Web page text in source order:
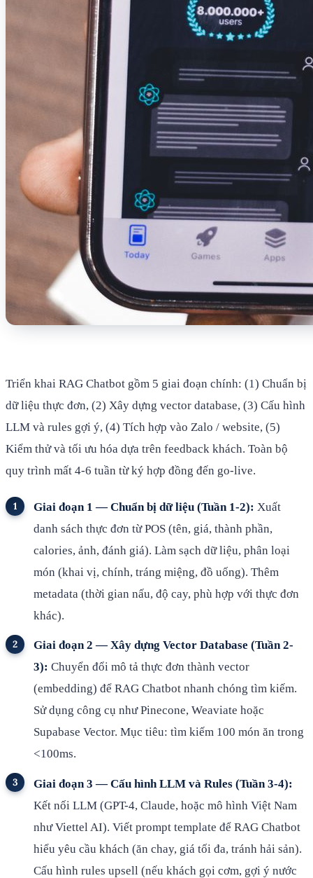
Triển khai RAG Chatbot gồm 5 giai đoạn chính: (1) Chuẩn bị
dữ liệu thực đơn, (2) Xây dựng vector database, (3) Cấu hình
LLM và rules gợi ý, (4) Tích hợp vào Zalo / website, (5)
Kiểm thử và tối ưu hóa dựa trên feedback khách. Toàn bộ
quy trình mất 4-6 tuần từ ký hợp đồng đến go-live.
Giai đoạn 1 — Chuẩn bị dữ liệu (Tuần 1-2): Xuất
danh sách thực đơn từ POS (tên, giá, thành phần,
calories, ảnh, đánh giá). Làm sạch dữ liệu, phân loại
món (khai vị, chính, tráng miệng, đồ uống). Thêm
metadata (thời gian nấu, độ cay, phù hợp với thực đơn
khác).
Giai đoạn 2 — Xây dựng Vector Database (Tuần 2-
3): Chuyển đổi mô tả thực đơn thành vector
(embedding) để RAG Chatbot nhanh chóng tìm kiếm.
Sử dụng công cụ như Pinecone, Weaviate hoặc
Supabase Vector. Mục tiêu: tìm kiếm 100 món ăn trong
<100ms.
Giai đoạn 3 — Cấu hình LLM và Rules (Tuần 3-4):
Kết nối LLM (GPT-4, Claude, hoặc mô hình Việt Nam
như Viettel AI). Viết prompt template để RAG Chatbot
hiểu yêu cầu khách (ăn chay, giá tối đa, tránh hải sản).
Cấu hình rules upsell (nếu khách gọi cơm, gợi ý nước